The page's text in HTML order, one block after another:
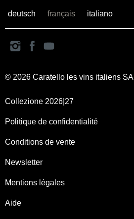
deutsch français italiano
© 2026 Caratello les vins italiens SA
Collezione 2026|27
Politique de confidentialité
Conditions de vente
Newsletter
Mentions légales
Aide